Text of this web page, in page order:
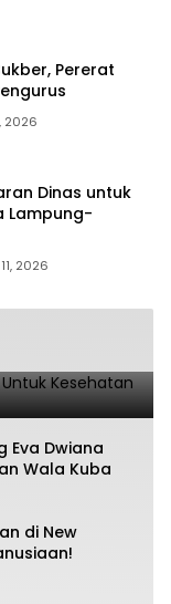
Pererat
2026
Dinas untuk
Lampung-
2026
Lemo
Eva Dwiana
Wala Kuba
di New